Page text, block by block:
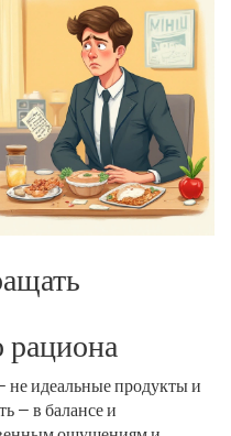
рациона
не идеальные продукты и
— в балансе и